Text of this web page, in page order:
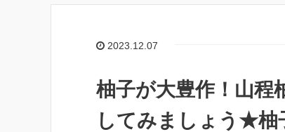
2023.12.07
柚子が大豊作！山程
してみましょう★柚